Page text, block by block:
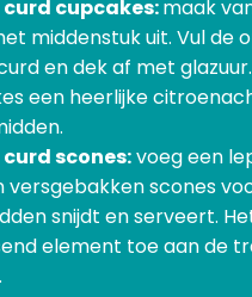
curd cupcakes:maak
middenstuk uit. Vul de
en dek af met
een heerlijke
curd scones:voeg een
versgebakken scones
snijdt en serveert.
element toe aan de